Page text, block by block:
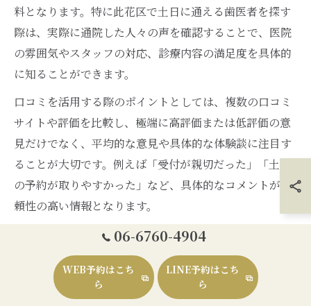
料となります。特に此花区で土日に通える歯医者を探す
際は、実際に通院した人々の声を確認することで、医院
の雰囲気やスタッフの対応、診療内容の満足度を具体的
に知ることができます。
口コミを活用する際のポイントとしては、複数の口コミ
サイトや評価を比較し、極端に高評価または低評価の意
見だけでなく、平均的な意見や具体的な体験談に注目す
ることが大切です。例えば「受付が親切だった」「土日
の予約が取りやすかった」など、具体的なコメントが信
頼性の高い情報となります。
一方で、口コミには個人の主観が含まれるため、すべて
を鵜呑みにするのはリスクもあります。医院の公式情報
や実際の診療内容、診療時間なども必ず確認し、自分や
家族のニーズに合っているかを総合的に判断しましょ
06-6760-4904
WEB予約はこち
ら
LINE予約はこち
ら